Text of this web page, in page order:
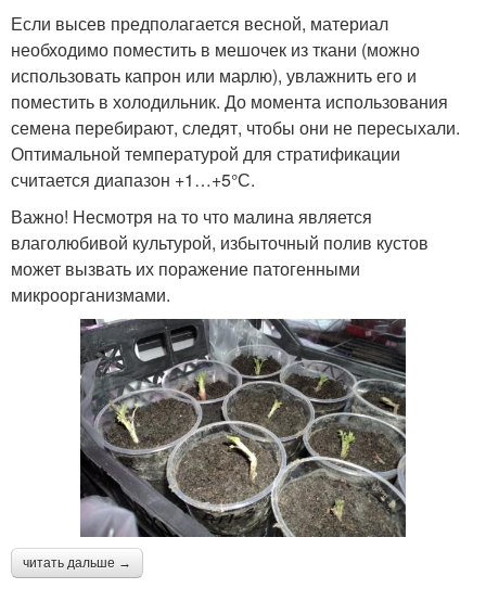
Если высев предполагается весной, материал
необходимо поместить в мешочек из ткани (можно
использовать капрон или марлю), увлажнить его и
поместить в холодильник. До момента использования
семена перебирают, следят, чтобы они не пересыхали.
Оптимальной температурой для стратификации
считается диапазон +1…+5°С.
Важно! Несмотря на то что малина является
влаголюбивой культурой, избыточный полив кустов
может вызвать их поражение патогенными
микроорганизмами.
читать дальше →